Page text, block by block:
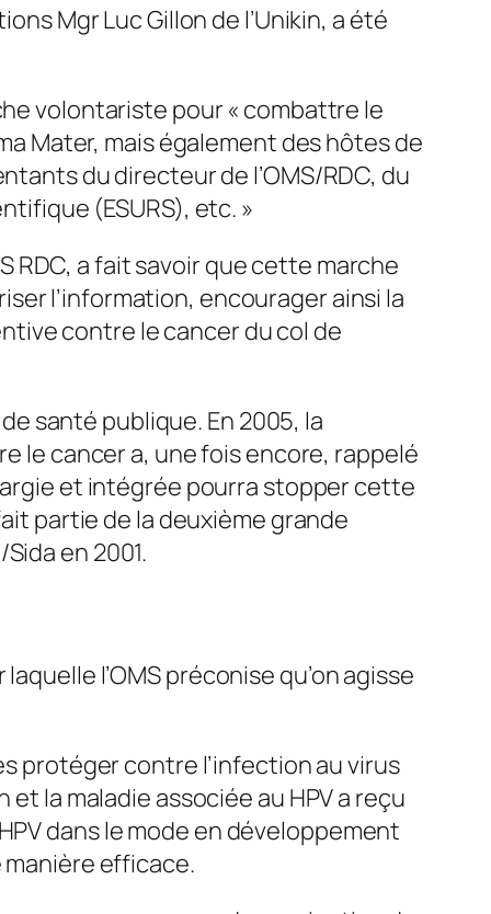
Mgr Luc Gillon de l’Unikin, a été
volontariste pour « combattre le
Mater, mais également des hôtes de
du directeur de l’OMS/RDC, du
(ESURS), etc. »
RDC, a fait savoir que cette marche
l’information, encourager ainsi la
contre le cancer du col de
santé publique. En 2005, la
le cancer a, une fois encore, rappelé
et intégrée pourra stopper cette
partie de la deuxième grande
en 2001.
l’OMS préconise qu’on agisse
protéger contre l’infection au virus
la maladie associée au HPV a reçu
dans le mode en développement
manière efficace.